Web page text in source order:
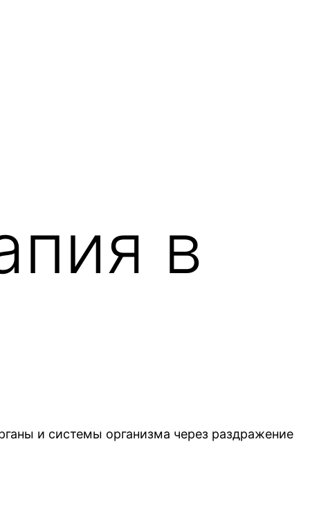
в
и системы организма через раздражение